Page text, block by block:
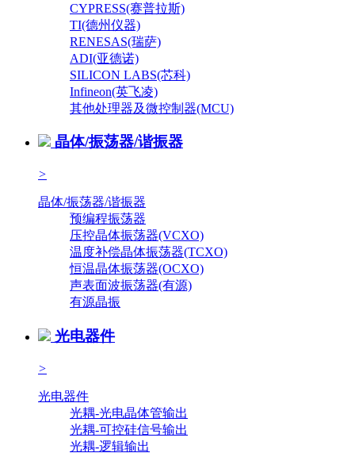
CYPRESS(赛普拉斯)
TI(德州仪器)
RENESAS(瑞萨)
ADI(亚德诺)
SILICON LABS(芯科)
Infineon(英飞凌)
其他处理器及微控制器(MCU)
晶体/振荡器/谐振器
>
晶体/振荡器/谐振器
预编程振荡器
压控晶体振荡器(VCXO)
温度补偿晶体振荡器(TCXO)
恒温晶体振荡器(OCXO)
声表面波振荡器(有源)
有源晶振
光电器件
>
光电器件
光耦-光电晶体管输出
光耦-可控硅信号输出
光耦-逻辑输出